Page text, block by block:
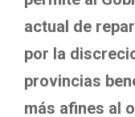
actual de
por la
provincias
más afines al